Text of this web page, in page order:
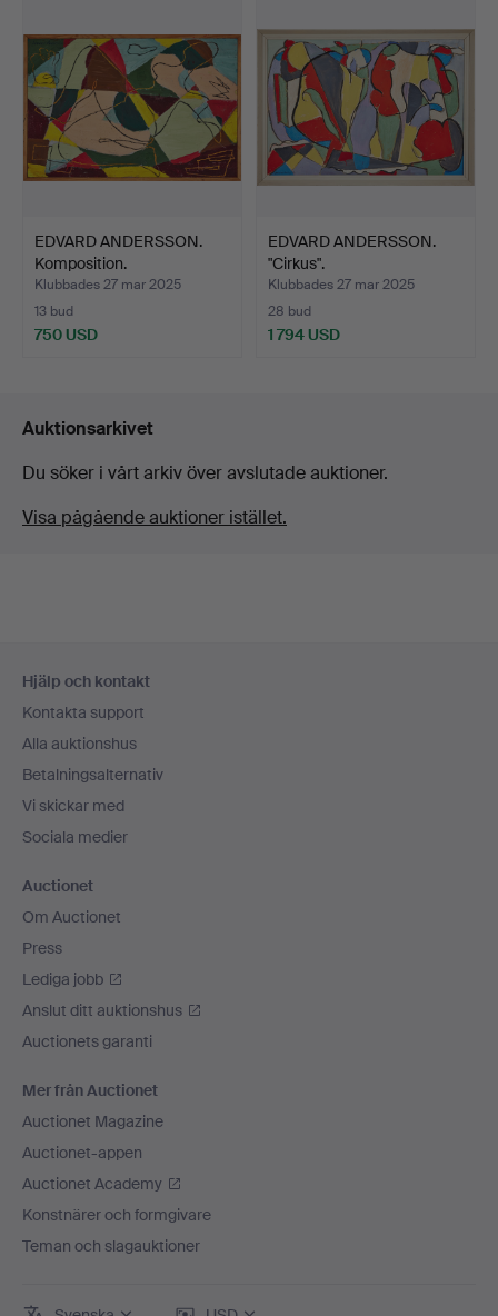
EDVARD ANDERSSON.
Komposition.
Klubbades 27 mar 2025
13 bud
750 USD
EDVARD ANDERSSON.
"Cirkus".
Klubbades 27 mar 2025
28 bud
1 794 USD
Auktionsarkivet
Du söker i vårt arkiv över avslutade auktioner.
Visa pågående auktioner istället.
Hjälp och kontakt
Kontakta support
Alla auktionshus
Betalningsalternativ
Vi skickar med
Sociala medier
Auctionet
Om Auctionet
Press
Lediga jobb
Anslut ditt auktionshus
Auctionets garanti
Mer från Auctionet
Auctionet Magazine
Auctionet-appen
Auctionet Academy
Konstnärer och formgivare
Teman och slagauktioner